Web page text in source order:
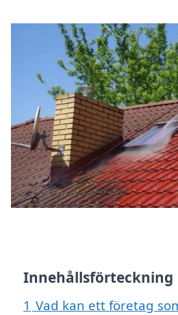
Innehållsförteckning
1 Vad kan ett företag